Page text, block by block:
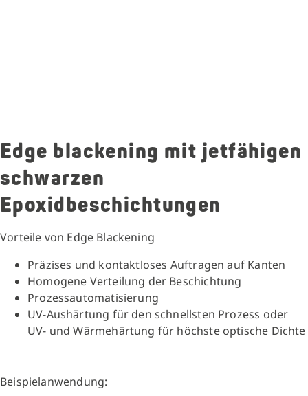
Edge blackening mit jetfähigen
schwarzen
Epoxidbeschichtungen
Vorteile von Edge Blackening
Präzises und kontaktloses Auftragen auf Kanten
Homogene Verteilung der Beschichtung
Prozessautomatisierung
UV-Aushärtung für den schnellsten Prozess oder
UV- und Wärmehärtung für höchste optische Dichte
Beispielanwendung: